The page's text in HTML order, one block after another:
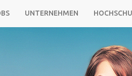
UNTERNEHMEN